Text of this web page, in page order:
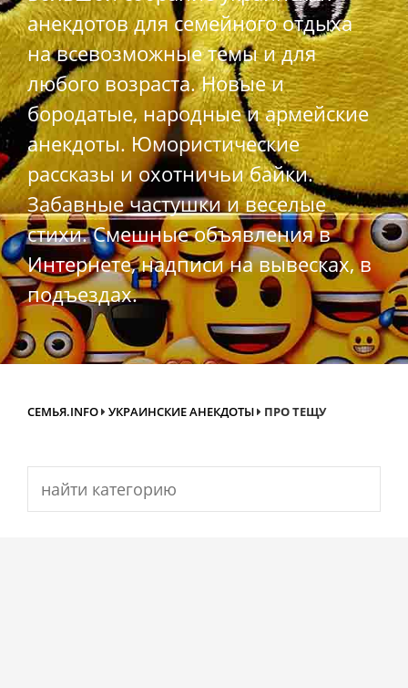
анекдотов для семейного отдыха
на всевозможные темы и для
любого возраста. Новые и
бородатые, народные и армейские
анекдоты. Юмористические
рассказы и охотничьи байки.
Забавные частушки и веселые
стихи. Смешные объявления в
Интернете, надписи на вывесках, в
подъездах.
СЕМЬЯ.INFO УКРАИНСКИЕ АНЕКДОТЫ ПРО ТЕЩУ
Search